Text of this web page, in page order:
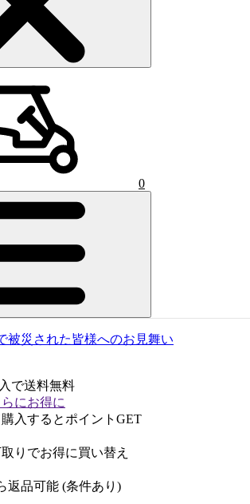
カート 0)
0
被災された皆様へのお見舞い
で送料無料
にお得に
入するとポイントGET
りでお得に買い替え
返品可能 (条件あり)